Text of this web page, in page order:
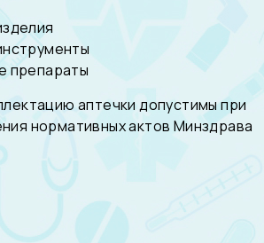
препараты
аптечки допустимы при
нормативных актов Минздрава